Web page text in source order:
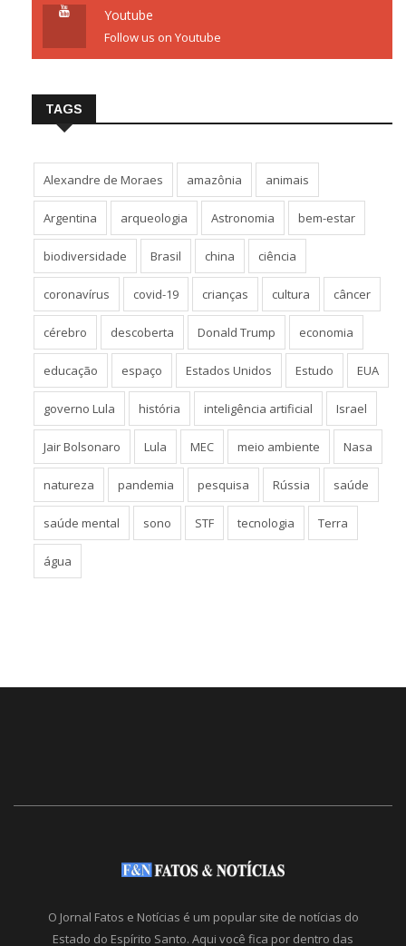
Youtube
Follow us on Youtube
TAGS
Alexandre de Moraes amazônia animais
Argentina arqueologia Astronomia bem-estar
biodiversidade Brasil china ciência
coronavírus covid-19 crianças cultura câncer
cérebro descoberta Donald Trump economia
educação espaço Estados Unidos Estudo EUA
governo Lula história inteligência artificial Israel
Jair Bolsonaro Lula MEC meio ambiente Nasa
natureza pandemia pesquisa Rússia saúde
saúde mental sono STF tecnologia Terra
água
O Jornal Fatos e Notícias é um popular site de notícias do
Estado do Espírito Santo. Aqui você fica por dentro das